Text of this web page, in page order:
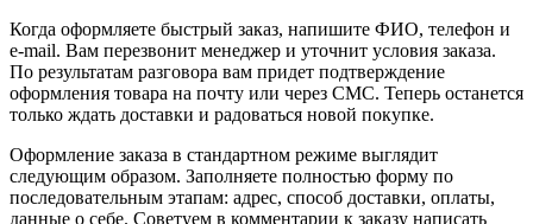
Когда оформляете быстрый заказ, напишите ФИО, телефон и
e-mail. Вам перезвонит менеджер и уточнит условия заказа.
По результатам разговора вам придет подтверждение
оформления товара на почту или через СМС. Теперь останется
только ждать доставки и радоваться новой покупке.
Оформление заказа в стандартном режиме выглядит
следующим образом. Заполняете полностью форму по
последовательным этапам: адрес, способ доставки, оплаты,
данные о себе. Советуем в комментарии к заказу написать